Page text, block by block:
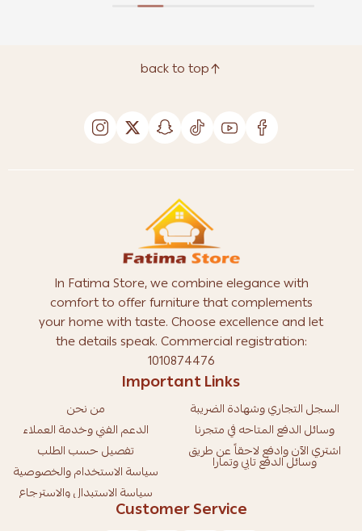
back to top
In Fatima Store, we combine elegance with
comfort to offer furniture that complements
your home with taste. Choose excellence and let
the details speak. Commercial registration:
1010874476
Important Links
من نحن
الدعم الفني وخدمة العملاء
تفصيل حسب الطلب
سياسة الاستخدام والخصوصية
سياسة الاستبدال والاسترجاع
السجل التجاري وشهادة الضريبة
وسائل الدفع المتاحه في متجرنا
اشتري الآن وادفع لاحقاً عن طريق
وسائل الدفع تابي وتمارا
Customer Service